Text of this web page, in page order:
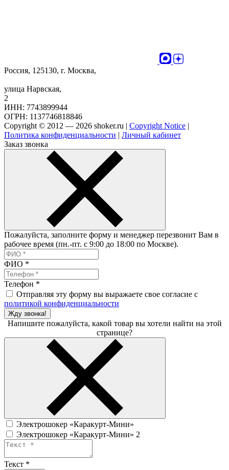
Россия, 125130, г. Москва,
улица Нарвская,
2
ИНН: 7743899944
ОГРН: 1137746818846
Copyright © 2012 — 2026 shoker.ru | Copyright Notice |
Политика конфиденциальности | Личный кабинет
Заказ звонка
Пожалуйста, заполните форму и менеджер перезвонит Вам в
рабочее время (пн.-пт. с 9:00 до 18:00 по Москве).
ФИО *
Телефон *
Отправляя эту форму вы выражаете свое согласие с
политикой конфиденциальности
Жду звонка!
Напишите пожалуйста, какой товар вы хотели найти на этой
странице?
Электрошокер «Каракурт-Мини»
Электрошокер «Каракурт-Мини» 2
Текст *